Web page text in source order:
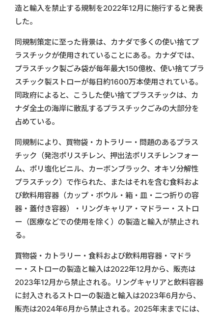
造と輸入を禁止する規制を2022年12月に施行すると発表
した。
同規制策定に至った背景は、カナダで多くの使い捨てプ
ラスチックが使用されていることにある。カナダでは、
プラスチック製ごみ袋が毎年最大150億枚、使い捨てプラ
スチック製ストローが毎日約1600万本使用されている。
同政府によると、こうした使い捨てプラスチックは、カ
ナダ全土の海岸に散乱するプラスチックごみの大部分を
占めている。
同規制により、買物袋・カトラリー・問題のあるプラス
チック（発泡ポリスチレン、押出法ポリスチレンフォー
ム、ポリ塩化ビニル、カーボンブラック、オキソ分解性
プラスチック）で作られた、またはそれを含む食料およ
び飲料用容器（カップ・ボウル・箱・皿・二つ折りの容
器・蓋付き容器）・リングキャリア・マドラー・ストロ
ー（医療などでの使用を除く）の製造と輸入が禁止され
る。
買物袋・カトラリー・食料および飲料用容器・マドラ
ー・ストローの製造と輸入は2022年12月から、販売は
2023年12月から禁止される。リングキャリアと飲料容器
に封入されるストローの製造と輸入は2023年6月から、
販売は2024年6月から禁止される。2025年末までには、